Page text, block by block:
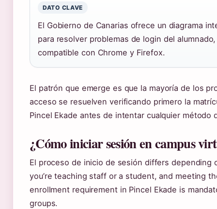
DATO CLAVE
El Gobierno de Canarias ofrece un diagrama
para resolver problemas de login del alumnado,
compatible con Chrome y Firefox.
El patrón que emerge es que la mayoría de los
acceso se resuelven verificando primero la
Pincel Ekade antes de intentar cualquier método
¿Cómo iniciar sesión en campus
El proceso de inicio de sesión differs depending
you’re teaching staff or a student, and meeting
enrollment requirement in Pincel Ekade is
groups.